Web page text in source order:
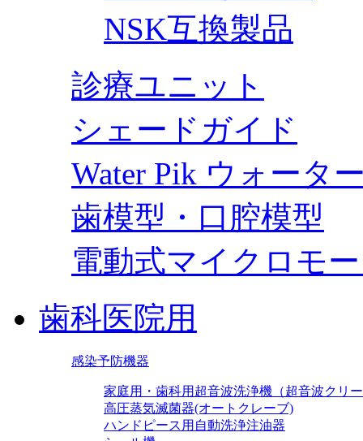
NSK互換製品
診療ユニット
シェードガイド
Water Pik ウォータ
歯模型・口腔模型
電動式マイクロモ
歯科医院用
感染予防機器
家庭用・歯科用超音波洗浄機（超音波クリ
高圧蒸気滅菌器(オートクレーブ)
ハンドピース用自動洗浄注油器